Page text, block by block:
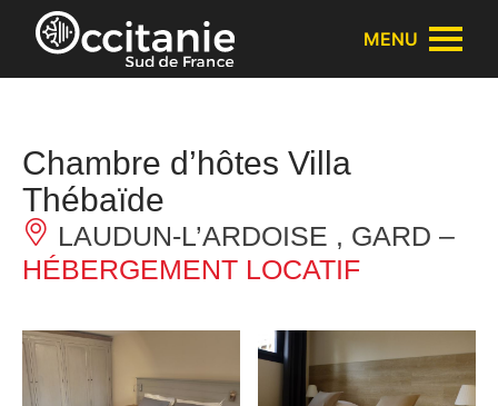
Panneau de gestion des cookies
MENU
Chambre d’hôtes Villa
Thébaïde
LAUDUN-L’ARDOISE , GARD –
HÉBERGEMENT LOCATIF